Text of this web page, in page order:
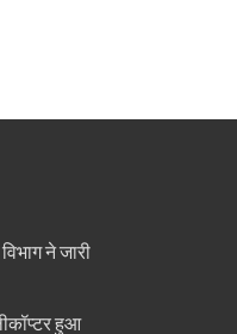
ने जारी
हुआ